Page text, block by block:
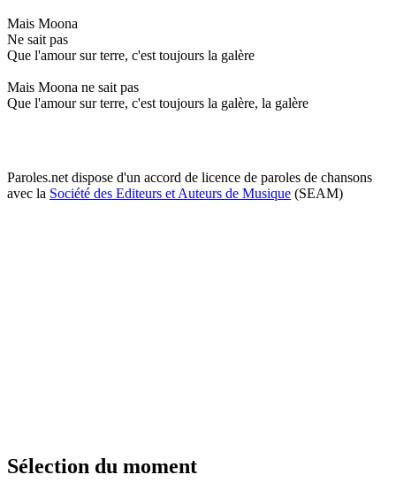
Mais Moona
Ne sait pas
Que l'amour sur terre, c'est toujours la galère
Mais Moona ne sait pas
Que l'amour sur terre, c'est toujours la galère, la galère
Paroles.net dispose d'un accord de licence de paroles de chansons
avec la Société des Editeurs et Auteurs de Musique (SEAM)
Sélection du moment